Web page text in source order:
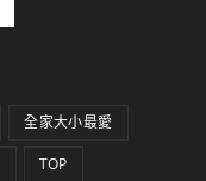
全家大小最愛
TOP